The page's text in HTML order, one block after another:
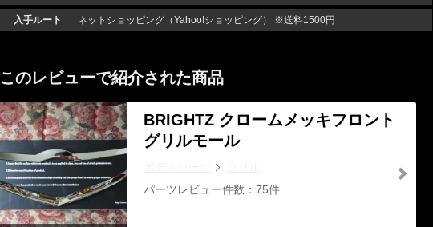
入手ルート ネットショッピング（Yahoo!ショッピング） ※送料1500円
このレビューで紹介された商品
BRIGHTZ クロームメッキフロント
グリルモール
パーツレビュー件数：75件